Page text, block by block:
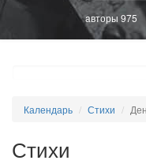
aвторы 975
Календарь Стихи
Стихи